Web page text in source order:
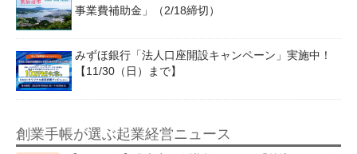
事業費補助金」（2/18締切）
みずほ銀行「法人口座開設キャンペーン」実施中！
【11/30（日）まで】
創業手帳が選ぶ起業経営ニュース